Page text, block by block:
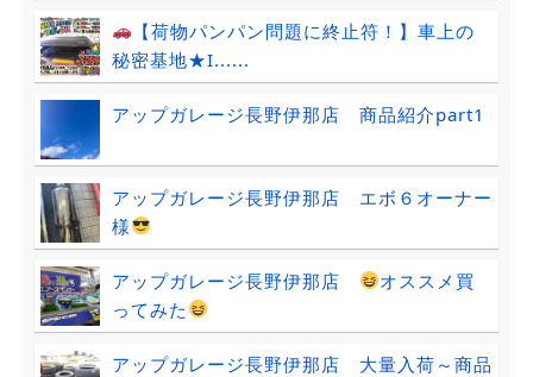
【荷物パンパン問題に終止符！】車上の
秘密基地★I......
アップガレージ長野伊那店 商品紹介part1
アップガレージ長野伊那店 エボ６オーナー
様
アップガレージ長野伊那店
オススメ買
ってみた
アップガレージ長野伊那店 大量入荷～商品